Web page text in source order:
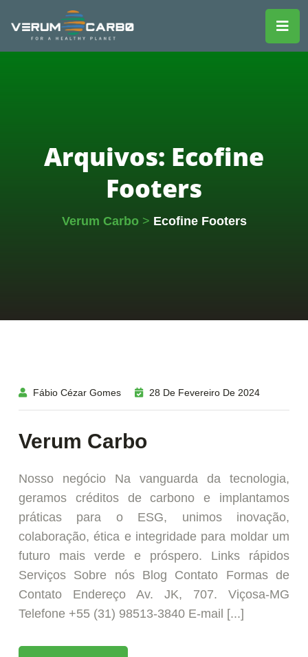
Arquivos: Ecofine
Footers
Verum Carbo> Ecofine Footers
Fábio Cézar Gomes 28 De Fevereiro De 2024
Verum Carbo
Nosso negócio Na vanguarda da tecnologia,
geramos créditos de carbono e implantamos
práticas para o ESG, unimos inovação,
colaboração, ética e integridade para moldar um
futuro mais verde e próspero. Links rápidos
Serviços Sobre nós Blog Contato Formas de
Contato Endereço Av. JK, 707. Viçosa-MG
Telefone +55 (31) 98513-3840 E-mail [...]